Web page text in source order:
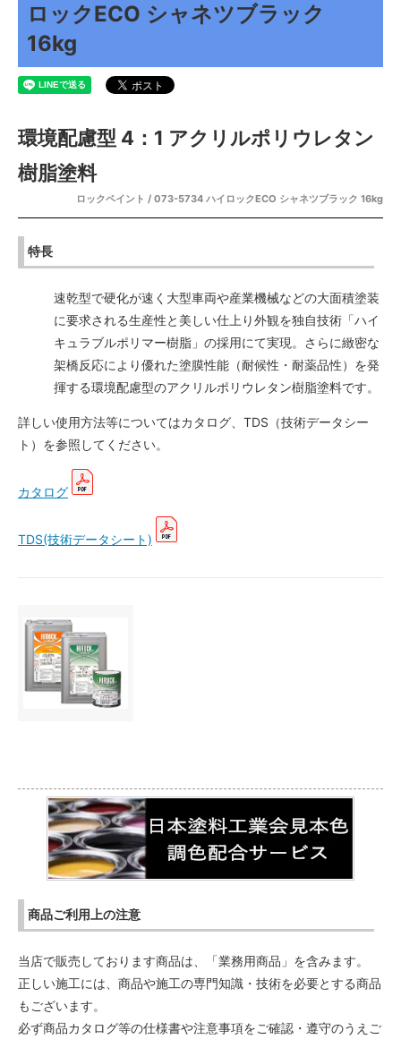
ロックECO シャネツブラック
16kg
環境配慮型 4：1 アクリルポリウレタン
樹脂塗料
ロックペイント / 073-5734 ハイロックECO シャネツブラック 16kg
特長
速乾型で硬化が速く大型車両や産業機械などの大面積塗装
に要求される生産性と美しい仕上り外観を独自技術「ハイ
キュラブルポリマー樹脂」の採用にて実現。さらに緻密な
架橋反応により優れた塗膜性能（耐候性・耐薬品性）を発
揮する環境配慮型のアクリルポリウレタン樹脂塗料です。
詳しい使用方法等についてはカタログ、TDS（技術データシー
ト）を参照してください。
カタログ
TDS(技術データシート)
商品ご利用上の注意
当店で販売しております商品は、「業務用商品」を含みます。
正しい施工には、商品や施工の専門知識・技術を必要とする商品
もございます。
必ず商品カタログ等の仕様書や注意事項をご確認・遵守のうえご